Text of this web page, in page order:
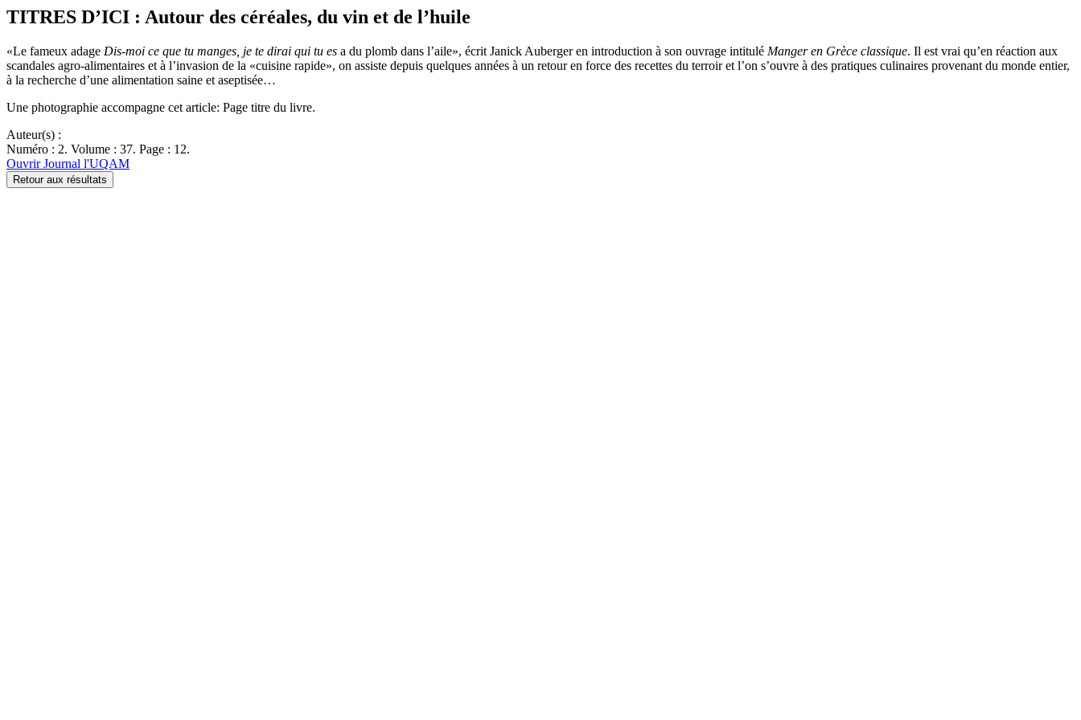
TITRES D’ICI : Autour des céréales, du vin et de l’huile
«Le fameux adage Dis-moi ce que tu manges, je te dirai qui tu es a du plomb dans l’aile», écrit Janick Auberger en introduction à son ouvrage intitulé Manger en Grèce classique. Il est vrai qu’en réaction aux
scandales agro-alimentaires et à l’invasion de la «cuisine rapide», on assiste depuis quelques années à un retour en force des recettes du terroir et l’on s’ouvre à des pratiques culinaires provenant du monde entier,
à la recherche d’une alimentation saine et aseptisée…
Une photographie accompagne cet article: Page titre du livre.
Auteur(s) :
Numéro : 2. Volume : 37. Page : 12.
Ouvrir Journal l'UQAM
Retour aux résultats